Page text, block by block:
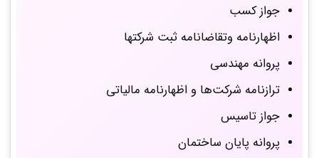
جواز کسب
اظهارنامه وتقاضانامه ثبت شرکتها
پروانه مهندسی
ترازنامه شرکت‌ها و اظهارنامه مالیاتی
جواز تاسیس
پروانه پایان ساختمان